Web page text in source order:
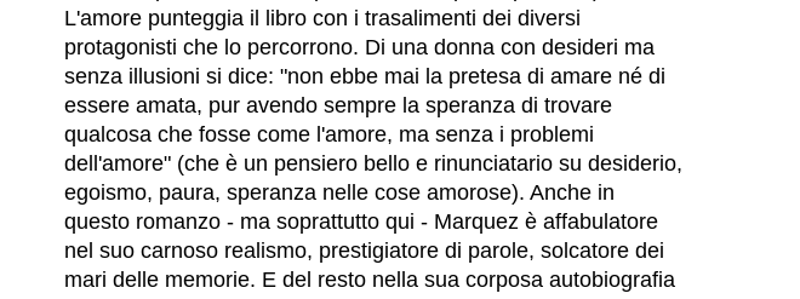
L'amore punteggia il libro con i trasalimenti dei diversi
protagonisti che lo percorrono. Di una donna con desideri ma
senza illusioni si dice: "non ebbe mai la pretesa di amare né di
essere amata, pur avendo sempre la speranza di trovare
qualcosa che fosse come l'amore, ma senza i problemi
dell'amore" (che è un pensiero bello e rinunciatario su desiderio,
egoismo, paura, speranza nelle cose amorose). Anche in
questo romanzo - ma soprattutto qui - Marquez è affabulatore
nel suo carnoso realismo, prestigiatore di parole, solcatore dei
mari delle memorie. E del resto nella sua corposa autobiografia